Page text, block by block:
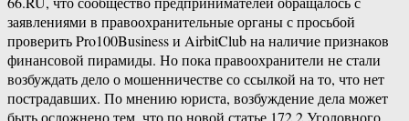
заявлениями в правоохранительные органы с просьбой
проверить Pro100Business и AirbitClub на наличие признаков
финансовой пирамиды. Но пока правоохранители не стали
возбуждать дело о мошенничестве со ссылкой на то, что нет
пострадавших. По мнению юриста, возбуждение дела может